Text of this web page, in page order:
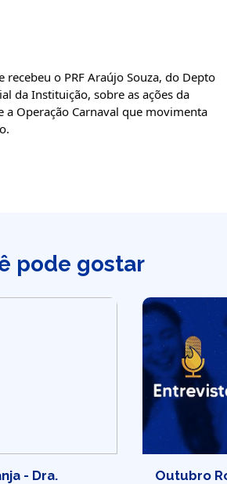
recebeu o PRF Araújo Souza, do Depto
da Instituição, sobre as ações da
a Operação Carnaval que movimenta
pode gostar
- Dra.
Outubro